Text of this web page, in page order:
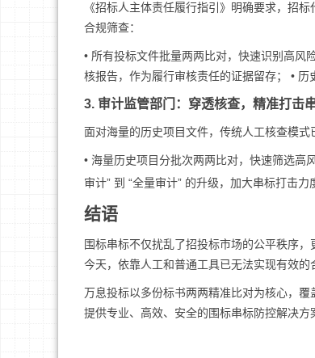
《招标人主体责任履行指引》明确要求，招
合规筛查：
• 所有投标文件批量两两比对，快速识别高风
核报告，作为履行审核责任的证据留存； • 历
3. 审计监管部门：穿透核查，精准打击
面对海量的历史项目文件，传统人工核查模式
• 海量历史项目分批次两两比对，快速筛选高
审计” 到 “全量审计” 的升级，加大串标打击力
结语
围标串标不仅扰乱了招投标市场的公平秩序
今天，依靠人工和普通工具已无法实现有效的
万息投标以多份标书两两精准比对为核心，
提供专业、高效、安全的围标串标防控解决方